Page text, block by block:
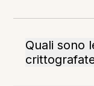
Quali sono